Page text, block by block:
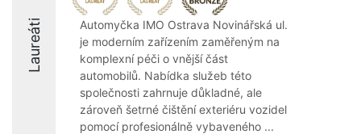
Laureáti
Automyčka IMO Ostrava Novinářská ul.
je moderním zařízením zaměřeným na
komplexní péči o vnější část
automobilů. Nabídka služeb této
společnosti zahrnuje důkladné, ale
zároveň šetrné čištění exteriéru vozidel
pomocí profesionálně vybaveného ...